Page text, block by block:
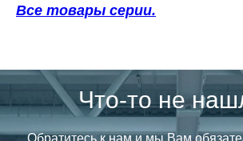
Все товары серии.
Что-то не